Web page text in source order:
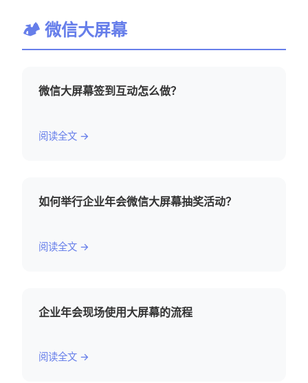
🏕 微信大屏幕
微信大屏幕签到互动怎么做？
阅读全文 →
如何举行企业年会微信大屏幕抽奖活动？
阅读全文 →
企业年会现场使用大屏幕的流程
阅读全文 →